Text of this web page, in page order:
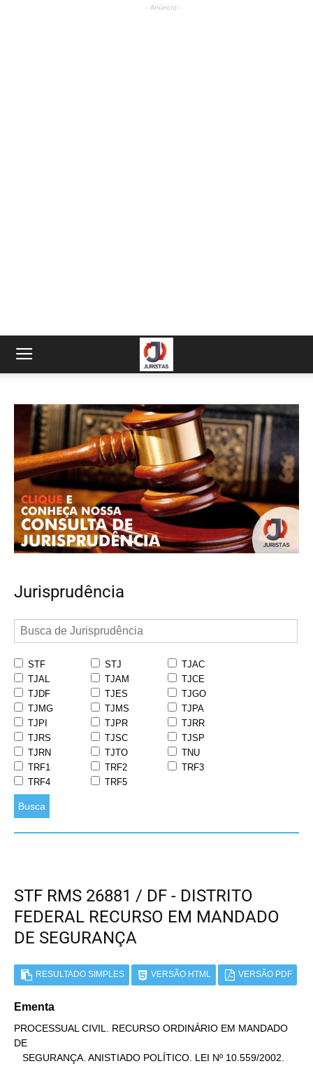
- Anúncio -
Jurisprudência
STF STJ
TJAC
TJAL
TJAM
TJCE
TJDF
TJES
TJGO
TJMG
TJMS
TJPA
TJPI
TJPR
TJRR
TJRS
TJSC
TJSP
TJRN
TJTO
TNU
TRF1
TRF2
TRF3
TRF4
TRF5
Busca
STF RMS 26881 / DF - DISTRITO
FEDERAL RECURSO EM MANDADO
DE SEGURANÇA
RESULTADO SIMPLES VERSÃO HTML VERSÃO PDF
Ementa
PROCESSUAL CIVIL. RECURSO ORDINÁRIO EM MANDADO
DE